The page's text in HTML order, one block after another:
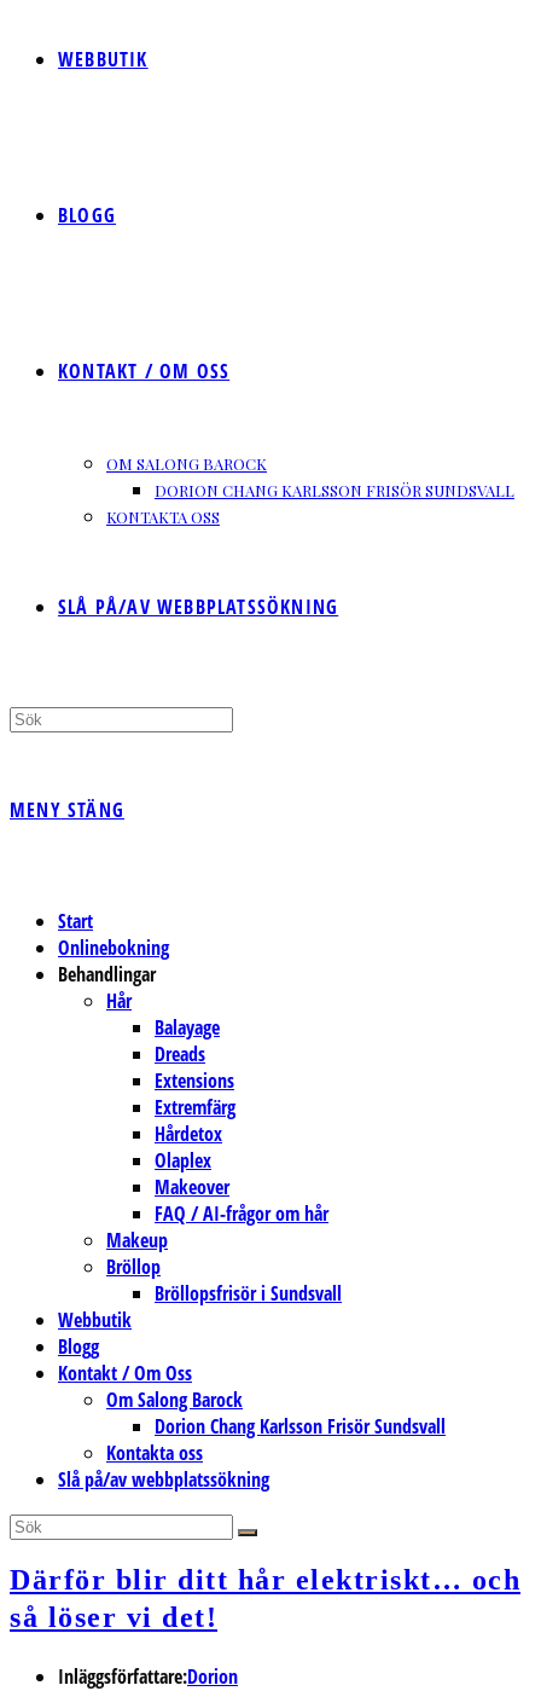
WEBBUTIK
BLOGG
KONTAKT / OM OSS
OM SALONG BAROCK
DORION CHANG KARLSSON FRISÖR SUNDSVALL
KONTAKTA OSS
SLÅ PÅ/AV WEBBPLATSSÖKNING
MENY STÄNG
Start
Onlinebokning
Behandlingar
Hår
Balayage
Dreads
Extensions
Extremfärg
Hårdetox
Olaplex
Makeover
FAQ / AI-frågor om hår
Makeup
Bröllop
Bröllopsfrisör i Sundsvall
Webbutik
Blogg
Kontakt / Om Oss
Om Salong Barock
Dorion Chang Karlsson Frisör Sundsvall
Kontakta oss
Slå på/av webbplatssökning
Därför blir ditt hår elektriskt… och
så löser vi det!
Inläggsförfattare:Dorion